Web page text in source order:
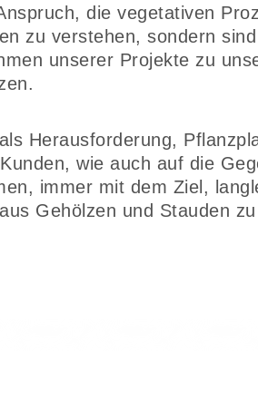
die vegetativen
zu verstehen, sondern
unserer Projekte zu
Herausforderung,
wie auch auf die
immer mit dem Ziel,
Gehölzen und Stauden